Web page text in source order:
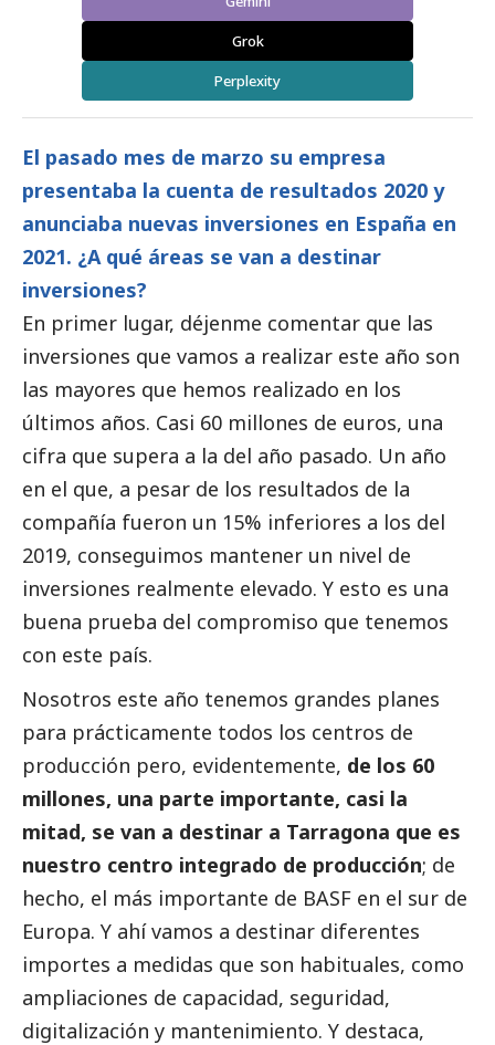
Grok
Perplexity
El pasado mes de marzo su empresa
presentaba la cuenta de resultados 2020 y
anunciaba nuevas inversiones en España en
2021. ¿A qué áreas se van a destinar
inversiones?
En primer lugar, déjenme comentar que las
inversiones que vamos a realizar este año son
las mayores que hemos realizado en los
últimos años. Casi 60 millones de euros, una
cifra que supera a la del año pasado. Un año
en el que, a pesar de los resultados de la
compañía fueron un 15% inferiores a los del
2019, conseguimos mantener un nivel de
inversiones realmente elevado. Y esto es una
buena prueba del compromiso que tenemos
con este país.
Nosotros este año tenemos grandes planes
para prácticamente todos los centros de
producción pero, evidentemente, de los 60
millones, una parte importante, casi la
mitad, se van a destinar a Tarragona que es
nuestro centro integrado de producción; de
hecho, el más importante de BASF en el sur de
Europa. Y ahí vamos a destinar diferentes
importes a medidas que son habituales, como
ampliaciones de capacidad, seguridad,
digitalización y mantenimiento. Y destaca,